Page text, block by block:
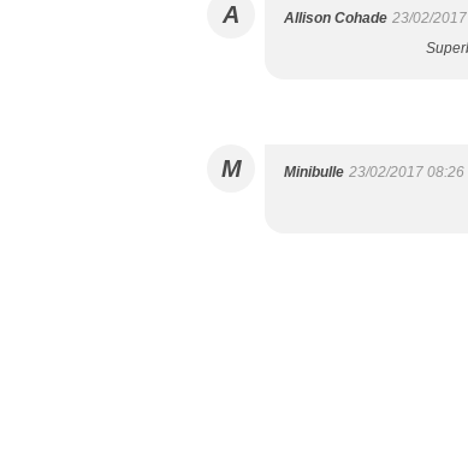
A Allison Cohade 23/02/
M Minibulle 23/02/2017 08:26